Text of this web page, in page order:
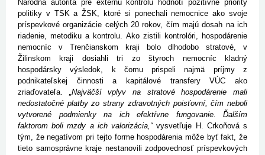
Národná autorita pre externú kontrolu hodnotí pozitívne priority
politiky v TSK a ŽSK, ktoré si ponechali nemocnice ako svoje
príspevkové organizácie celých 20 rokov, čím majú dosah na ich
riadenie, metodiku a kontrolu. Ako zistili kontrolóri, hospodárenie
nemocníc v Trenčianskom kraji bolo dlhodobo stratové, v
Žilinskom kraji dosiahli tri zo štyroch nemocníc kladný
hospodársky výsledok, k čomu prispeli najmä príjmy z
podnikateľskej činnosti a kapitálové transfery VÚC ako
zriaďovateľa. „Najväčší vplyv na stratové hospodárenie mali
nedostatočné platby zo strany zdravotných poisťovní, čím neboli
vytvorené podmienky na ich efektívne fungovanie. Ďalším
faktorom boli mzdy a ich valorizácia,“vysvetľuje H. Crkoňová s
tým, že negatívom pri tejto forme hospodárenia môže byť fakt, že
tieto samosprávne kraje nestanovili zodpovednosť príspevkových